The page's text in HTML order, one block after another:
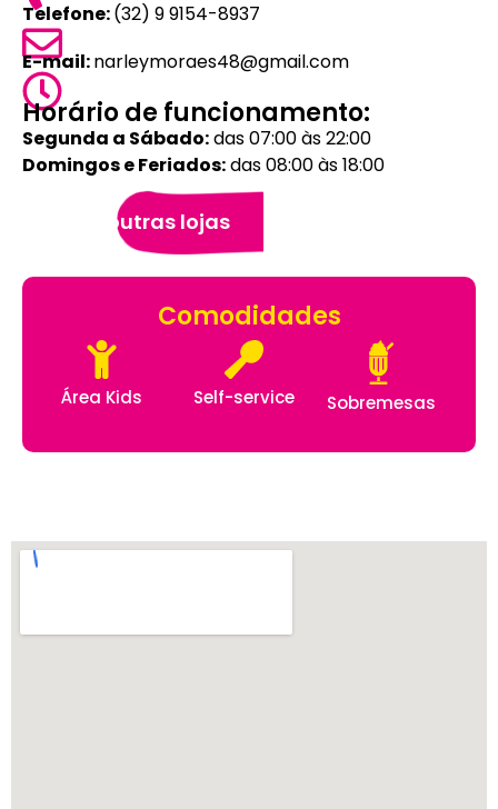
Telefone:(32) 9 9154-8937
E-mail:narleymoraes48@gmail.com
Horário de funcionamento:
Segunda a Sábado:das 07:00 às 22:00
Domingos e Feriados:das 08:00 às 18:00
Veja outras lojas
Comodidades
Área Kids Self-service Sobremesas